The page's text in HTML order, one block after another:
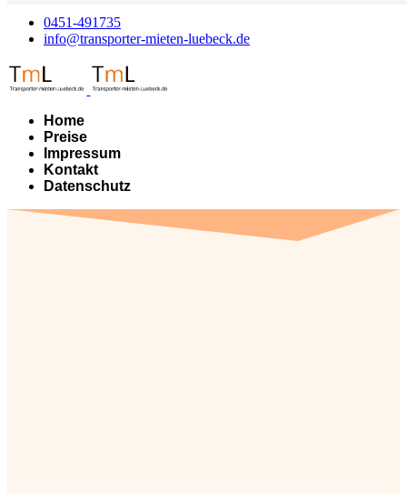
0451-491735
info@transporter-mieten-luebeck.de
Home
Preise
Impressum
Kontakt
Datenschutz